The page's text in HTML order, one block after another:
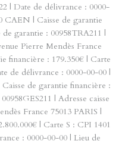
| Date de délivrance : 0000-
CAEN | Caisse de garantie
garantie : 00958TRA211 |
Pierre Mendès France
financière : 179.350€ | Carte
de délivrance : 0000-00-00 |
de garantie financière :
| Adresse caisse
France 75013 PARIS |
| Carte S : CPI 1401
: 0000-00-00 | Lieu de